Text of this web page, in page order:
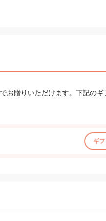
でお贈りいただけます。下記の
ギ